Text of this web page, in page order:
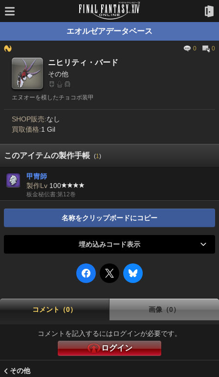
エオルゼアデータベース
0 0
ニヒリティ・バード
その他
エヌオーを模したチョコボ装甲
SHOP販売:なし
買取価格:1 Gil
このアイテムの製作手帳 (1)
甲冑師
製作Lv 100
板金秘伝書:第12巻
名称をクリップボードにコピー
埋め込みコード表示
コメント（0） 画像（0）
コメントを記入するにはログインが必要です。
ログイン
その他